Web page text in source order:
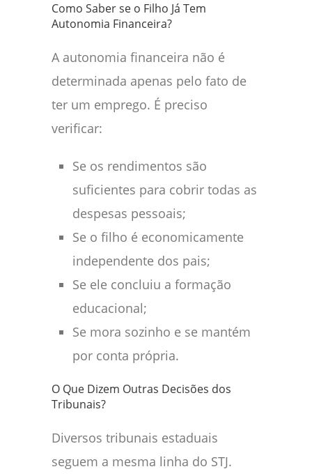
Como Saber se o Filho Já Tem
Autonomia Financeira?
A autonomia financeira não é
determinada apenas pelo fato de
ter um emprego. É preciso
verificar:
Se os rendimentos são
suficientes para cobrir todas as
despesas pessoais;
Se o filho é economicamente
independente dos pais;
Se ele concluiu a formação
educacional;
Se mora sozinho e se mantém
por conta própria.
O Que Dizem Outras Decisões dos
Tribunais?
Diversos tribunais estaduais
seguem a mesma linha do STJ.